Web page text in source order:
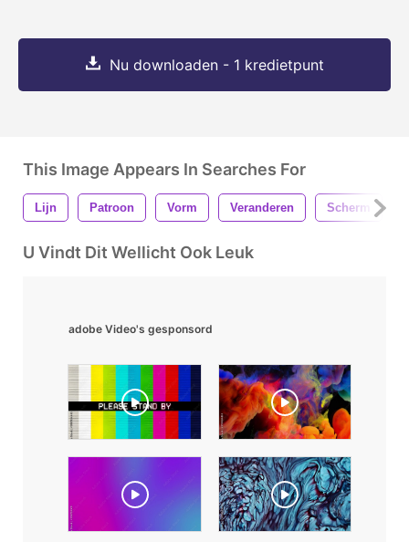
Nu downloaden - 1 kredietpunt
This Image Appears In Searches For
Lijn Patroon Vorm Veranderen Scherm
U Vindt Dit Wellicht Ook Leuk
adobe Video's gesponsord